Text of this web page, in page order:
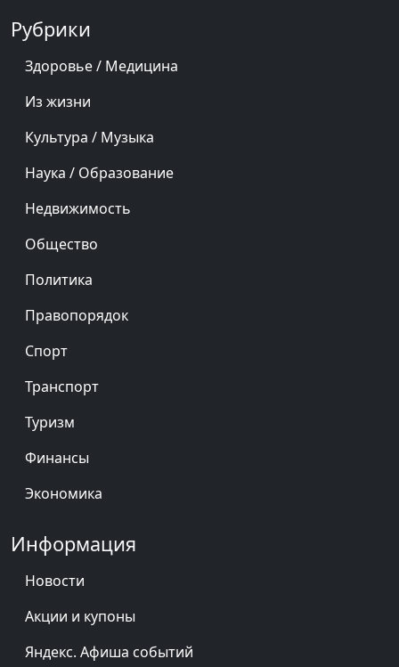
Рубрики
Здоровье / Медицина
Из жизни
Культура / Музыка
Наука / Образование
Недвижимость
Общество
Политика
Правопорядок
Спорт
Транспорт
Туризм
Финансы
Экономика
Информация
Новости
Акции и купоны
Яндекс. Афиша событий